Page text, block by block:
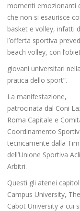
momenti emozionanti
che non si esaurisce
basket e volley, infatti
l’offerta sportiva
beach volley, con
giovani universitari nella
pratica dello sport”.
La manifestazione,
patrocinata dal Coni
Roma Capitale e
Coordinamento
tecnicamente dalla
dell’Unione Sportiva
Arbitri.
Questi gli atenei
Campus University,
Cabot University a cui